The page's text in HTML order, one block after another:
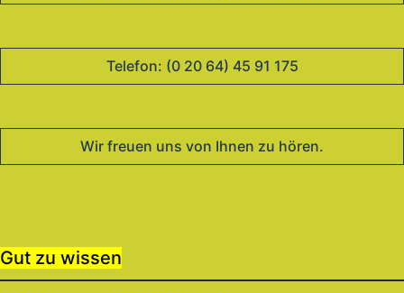
Telefon: (0 20 64) 45 91 175
Wir freuen uns von Ihnen zu hören.
Gut zu wissen